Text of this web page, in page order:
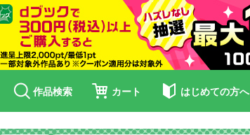
作品検索 カート はじめての方へ